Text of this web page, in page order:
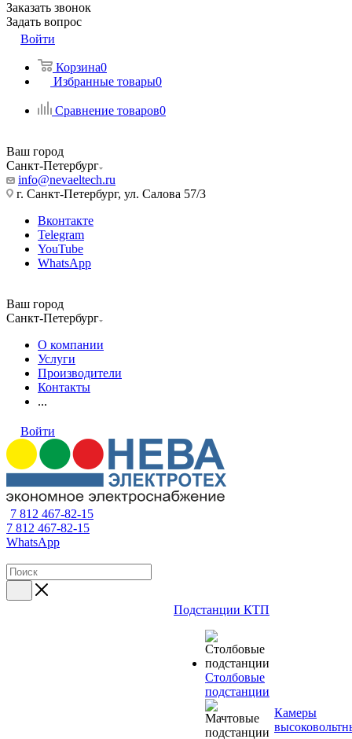
Заказать звонок
Задать вопрос
Войти
Корзина0
Избранные товары0
Сравнение товаров0
Ваш город
Санкт-Петербург
info@nevaeltech.ru
г. Санкт-Петербург, ул. Салова 57/3
Вконтакте
Telegram
YouTube
WhatsApp
Ваш город
Санкт-Петербург
О компании
Услуги
Производители
Контакты
...
Войти
7 812 467-82-15
7 812 467-82-15
WhatsApp
Подстанции КТП
Столбовые
подстанции
Камеры